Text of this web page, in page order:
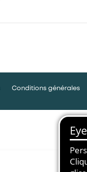
Conditions générales